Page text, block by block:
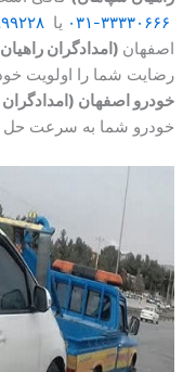
۳۳۳۳۰۶۶۶-۰۳۱
یا
اصفهان (امدادگران
رضایت شما را اولویت
خودرو اصفهان
خودرو شما به سرعت